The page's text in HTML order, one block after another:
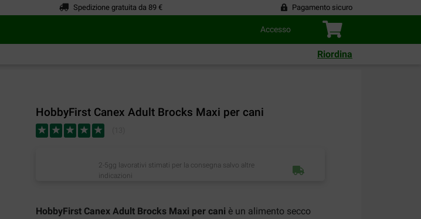
Spedizione gratuita da 89 € Pagamento sicuro
Accesso
Riordina
HobbyFirst Canex Adult Brocks Maxi per cani
2-5gg lavorativi stimati per la consegna salvo altre
indicazioni
HobbyFirst Canex Adult Brocks Maxi per cani è un alimento secco